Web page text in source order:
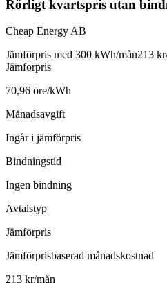
Rörligt kvartspris utan
Cheap Energy AB
Jämförpris med 300 kWh/mån213
Jämförpris
70,96 öre/kWh
Månadsavgift
Ingår i jämförpris
Bindningstid
Ingen bindning
Avtalstyp
Jämförpris
Jämförprisbaserad månadskostnad
213 kr/mån